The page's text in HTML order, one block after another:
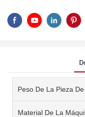
Peso De La Pieza
Material De La